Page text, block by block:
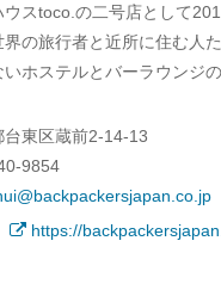
スtoco.の二号店として
界の旅行者と近所に住む人
いホステルとバーラウンジ
台東区蔵前2-14-13
9854
https://